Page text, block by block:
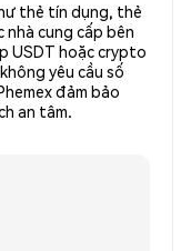
thẻ tín dụng, thẻ
nhà cung cấp bên
USDT hoặc crypto
yêu cầu số
đảm bảo
an tâm.